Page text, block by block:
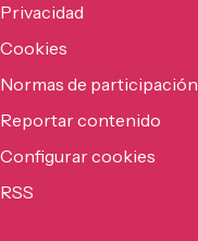
Privacidad
Cookies
Normas de participación
Reportar contenido
Configurar cookies
RSS